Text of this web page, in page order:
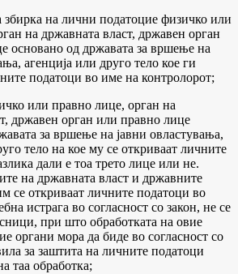
збирка на лични податоцие физичко или
на државната власт, државен орган
основано од државата за вршење на
агенција или друго тело кое ги
податоци во име на контролорот;
или правно лице, орган на
државен орган или правно лице
за вршење на јавни овластувања,
тело на кое му се откриваат личните
дали е тоа трето лице или не.
на државната власт и државните
се откриваат личните податоци во
истрага во согласност со закон, не се
при што обработката на овие
органи мора да биде во согласност со
за заштита на личните податоци
таа обработка;